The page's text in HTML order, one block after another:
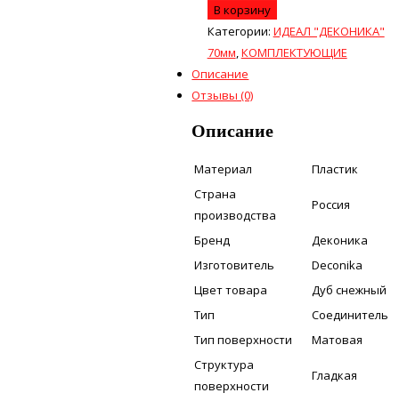
В корзину
Категории: ИДЕАЛ "ДЕКОНИКА"
70мм,КОМПЛЕКТУЮЩИЕ
Описание
Отзывы (0)
Описание
Материал
Пластик
Страна
производства
Россия
Бренд
Деконика
Изготовитель
Deconika
Цвет товара
Дуб снежный
Тип
Соединитель
Тип поверхности
Матовая
Структура
поверхности
Гладкая